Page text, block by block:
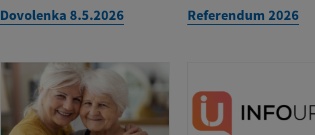
Dovolenka 8.5.2026 Referendum 2026